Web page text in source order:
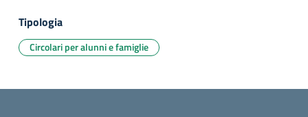
Tipologia
Circolari per alunni e famiglie